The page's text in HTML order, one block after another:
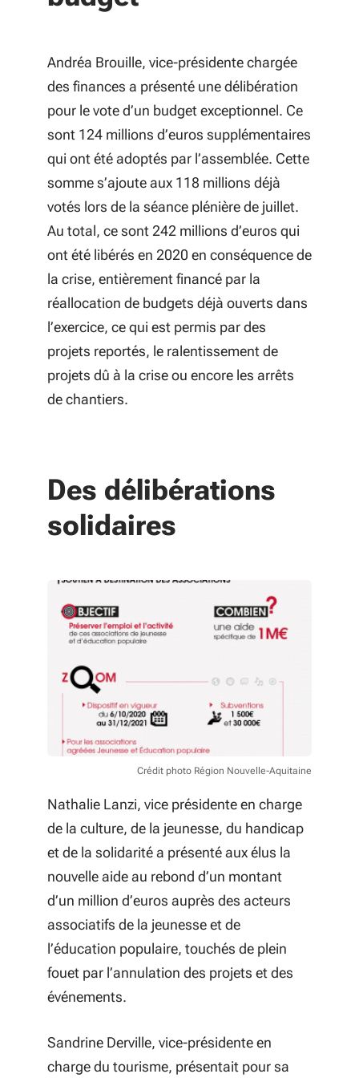
du Lycée horticole Camille Godard
l'enseignement public agricole
21 Accord de partenariat
stratégique « NAQUIDIS »
22 Aménagement culturel du
territoire - Convention
pluriannuelle d'objectifs -
Association les Francophonies -
Des écritures à la scène
23 convention pluriannuelle
d'objectifs de l'Académie de
l'Union, école supérieure de
théâtre de Limoges
Andréa Brouille, vice-présidente chargée
des finances a présenté une délibération
pour le vote d’un budget exceptionnel. Ce
sont 124 millions d’euros supplémentaires
qui ont été adoptés par l’assemblée. Cette
somme s’ajoute aux 118 millions déjà
votés lors de la séance plénière de juillet.
Au total, ce sont 242 millions d’euros qui
ont été libérés en 2020 en conséquence de
la crise, entièrement financé par la
réallocation de budgets déjà ouverts dans
l’exercice, ce qui est permis par des
projets reportés, le ralentissement de
projets dû à la crise ou encore les arrêts
de chantiers.
Des délibérations
solidaires
Crédit photo Région Nouvelle-Aquitaine
Nathalie Lanzi, vice présidente en charge
de la culture, de la jeunesse, du handicap
et de la solidarité a présenté aux élus la
nouvelle aide au rebond d’un montant
d’un million d’euros auprès des acteurs
associatifs de la jeunesse et de
l’éducation populaire, touchés de plein
fouet par l’annulation des projets et des
événements.
Sandrine Derville, vice-présidente en
charge du tourisme, présentait pour sa